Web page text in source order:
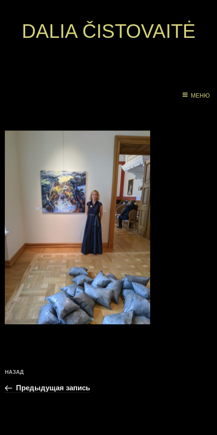
DALIA ČISTOVAITĖ
МЕНЮ
по
записям
Предыдущая
запись:
НАЗАД
Предыдущая запись